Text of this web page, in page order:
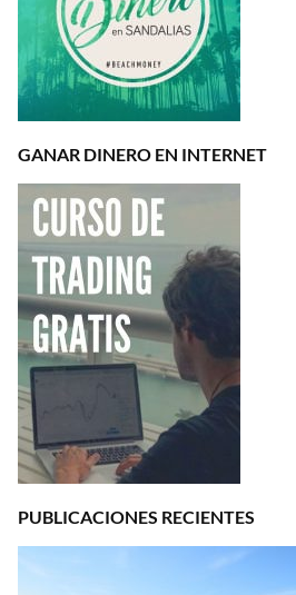
GANAR DINERO EN INTERNET
PUBLICACIONES RECIENTES